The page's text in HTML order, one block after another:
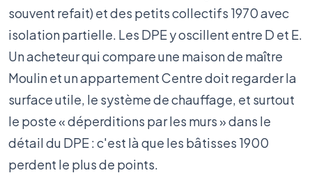
souvent refait) et des petits collectifs 1970 avec
isolation partielle. Les DPE y oscillent entre D et E.
Un acheteur qui compare une maison de maître
Moulin et un appartement Centre doit regarder la
surface utile, le système de chauffage, et surtout
le poste « déperditions par les murs » dans le
détail du DPE : c'est là que les bâtisses 1900
perdent le plus de points.